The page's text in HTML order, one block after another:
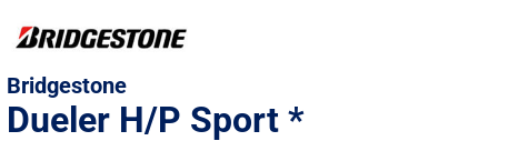
Bridgestone
Dueler H/P Sport *